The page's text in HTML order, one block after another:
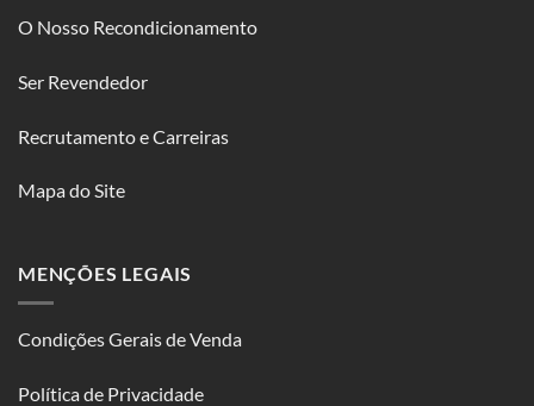
O Nosso Recondicionamento
Ser Revendedor
Recrutamento e Carreiras
Mapa do Site
MENÇÕES LEGAIS
Condições Gerais de Venda
Política de Privacidade